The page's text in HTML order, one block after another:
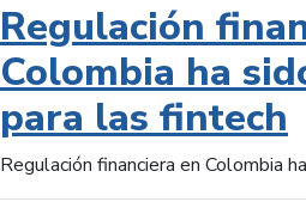
Regulación
Colombia ha
para las fintech
Regulación financiera en Colombia